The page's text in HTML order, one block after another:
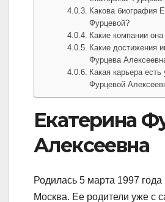
Какова биография
Фурцевой?
Какие компании
Какие достижения
Фурцева
Какая карьера
Фурцевой
Екатерина
Алексеевна
Родилась 5 марта 1997 года
Москва. Ее родители уже с